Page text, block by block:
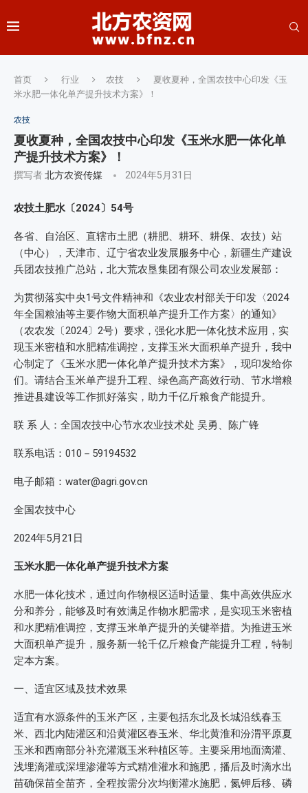
首页 行业 农技
夏收夏种，全国农技中心印发《玉
米水肥一体化单产提升技术方案》！
农技
夏收夏种，全国农技中心印发《玉米水肥一体化单
产提升技术方案》！
撰写者北方农资传媒 2024年5月31日
农技土肥水〔2024〕54号
各省、自治区、直辖市土肥（耕肥、耕环、耕保、农技）站
（中心），天津市、辽宁省农业发展服务中心，新疆生产建设
兵团农技推广总站，北大荒农垦集团有限公司农业发展部：
为贯彻落实中央1号文件精神和《农业农村部关于印发〈2024
年全国粮油等主要作物大面积单产提升工作方案〉的通知》
（农农发〔2024〕2号）要求，强化水肥一体化技术应用，实
现玉米密植和水肥精准调控，支撑玉米大面积单产提升，我中
心制定了《玉米水肥一体化单产提升技术方案》，现印发给你
们。请结合玉米单产提升工程、绿色高产高效行动、节水增粮
推进县建设等工作抓好落实，助力千亿斤粮食产能提升。
联 系 人：全国农技中心节水农业技术处 吴勇、陈广锋
联系电话：010－59194532
电子邮箱：water@agri.gov.cn
全国农技中心
2024年5月21日
玉米水肥一体化单产提升技术方案
水肥一体化技术，通过向作物根区适时适量、集中高效供应水
分和养分，能够及时有效满足作物水肥需求，是实现玉米密植
和水肥精准调控，支撑玉米单产提升的关键举措。为推进玉米
大面积单产提升，服务新一轮千亿斤粮食产能提升工程，特制
定本方案。
一、适宜区域及技术效果
适宜有水源条件的玉米产区，主要包括东北及长城沿线春玉
米、西北内陆灌区和沿黄灌区春玉米、华北黄淮和汾渭平原夏
玉米和西南部分补充灌溉玉米种植区等。主要采用地面滴灌、
浅埋滴灌或深埋渗灌等方式精准灌水和施肥，播后及时滴水出
苗确保苗全苗齐，全程按需分次均衡灌水施肥，氮钾后移、磷